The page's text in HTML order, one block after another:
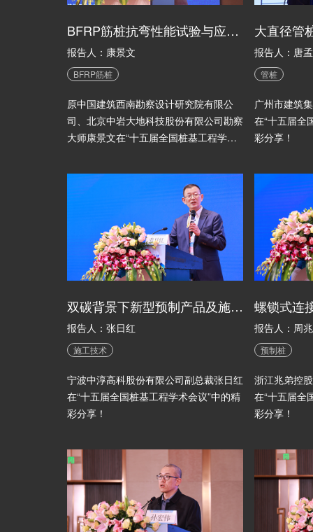
BFRP筋桩抗弯性能试验与应用研究
报告人：康景文
BFRP筋桩
原中国建筑西南勘察设计研究院有限公
司、北京中岩大地科技股份有限公司勘察
大师康景文在“十五届全国桩基工程学术
报告人：唐
管桩
广州市建筑
在“十五届全
彩分享！
双碳背景下新型预制产品及施工技术
报告人：张日红
施工技术
宁波中淳高科股份有限公司副总裁张日红
在“十五届全国桩基工程学术会议”中的精
彩分享！
报告人：周
预制桩
浙江兆弟控
在“十五届全
彩分享！